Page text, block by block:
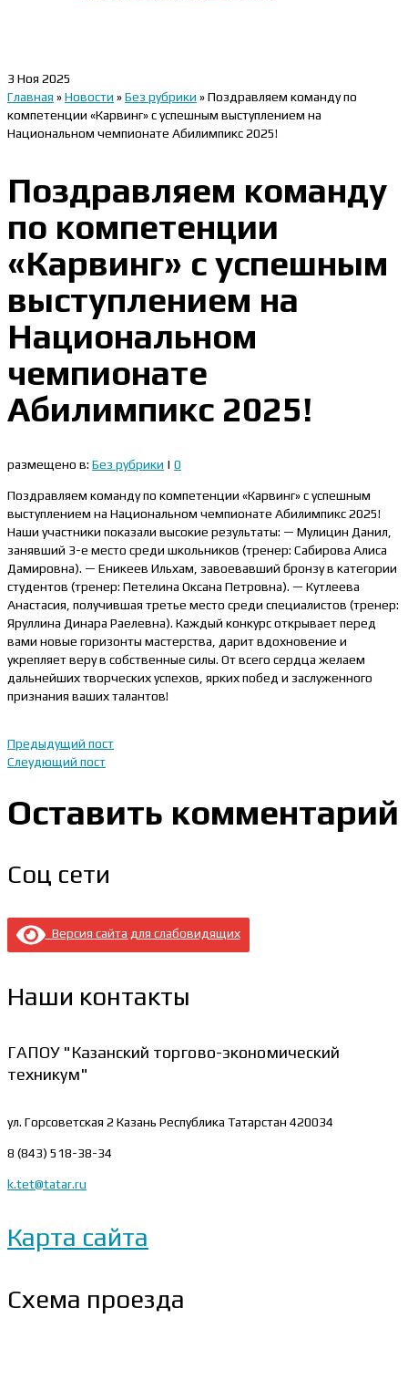
3 Ноя 2025
Главная »Новости »Без рубрики »Поздравляем команду по
компетенции «Карвинг» с успешным выступлением на
Национальном чемпионате Абилимпикс 2025!
Поздравляем команду
по компетенции
«Карвинг» с успешным
выступлением на
Национальном
чемпионате
Абилимпикс 2025!
размещено в: Без рубрики | 0
Поздравляем команду по компетенции «Карвинг» с успешным
выступлением на Национальном чемпионате Абилимпикс 2025!
Наши участники показали высокие результаты: — Мулицин Данил,
занявший 3-е место среди школьников (тренер: Сабирова Алиса
Дамировна). — Еникеев Ильхам, завоевавший бронзу в категории
студентов (тренер: Петелина Оксана Петровна). — Кутлеева
Анастасия, получившая третье место среди специалистов (тренер:
Яруллина Динара Раелевна). Каждый конкурс открывает перед
вами новые горизонты мастерства, дарит вдохновение и
укрепляет веру в собственные силы. От всего сердца желаем
дальнейших творческих успехов, ярких побед и заслуженного
признания ваших талантов!
Предыдущий пост
Слеудющий пост
Оставить комментарий
Соц сети
Версия сайта для слабовидящих
Наши контакты
ГАПОУ "Казанский торгово-экономический
техникум"
ул. Горсоветская 2 Казань Республика Татарстан 420034
8 (843) 518-38-34
k.tet@tatar.ru
Карта сайта
Схема проезда